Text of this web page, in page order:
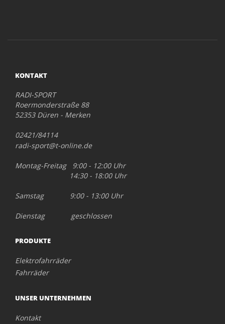
KONTAKT
RADI-SPORT
Roermonderstraße 88
52353 Düren - Merken
02421/84114
radi-sport@t-online.de
Montag-Freitag 9:00 - 12:00 Uhr
14:30 - 18:00 Uhr
Samstag 9:00 - 13:00 Uhr
Dienstag geschlossen
PRODUKTE
Elektrofahrräder
Fahrräder
UNSER UNTERNEHMEN
Kontakt